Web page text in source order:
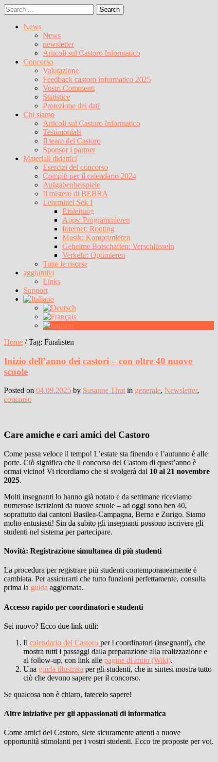
Search
for:
News
News
newsletter
Articoli sul Castoro Informatico
Concorso
Valutazione
Feedback castoro informatico 2025
Vostri Commenti
Statistice
Protezione dei dati
Chi siamo
Articoli sul Castoro Informatico
Testimonials
Il team del Castoro
Sponsor i partner
Materiali didattici
Esercizi del concorso
Compiti per il calendario 2024
Aufgabenbeispiele
Il mistero di BEBRA
Lehrmittel Sek I
Einleitung
Apps: Programmieren
Internet: Routing
Musik: Komprimieren
Geheime Botschaften: Verschlüsseln
Verkehr: Optimieren
Tutte le risorse
aggiuntivi
Links
Support
Home /Tag: Finalisten
Inizio dell’anno dei castori – con oltre 40 nuove
scuole
Posted on 04.09.2025 by Susanne Thut in generale, Newsletter,
concorso
Care amiche e cari amici del Castoro
Come passa veloce il tempo! L’estate sta finendo e l’autunno è alle
porte. Ciò significa che il concorso del Castoro di quest’anno è
ormai vicino! Vi ricordiamo che si svolgerà dal 10 al 21 novembre
2025.
Molti insegnanti lo hanno già notato e da settimane riceviamo
numerose iscrizioni da nuove scuole – ad oggi sono ben 40,
soprattutto dai cantoni Basilea-Campagna, Berna e Zurigo. Siamo
molto entusiasti! Sin da subito gli insegnanti possono iscrivere gli
studenti nel sistema per partecipare.
Novità: Registrazione simultanea di più studenti
La procedura per registrare più studenti contemporaneamente è
cambiata. Per assicurarti che tutto funzioni perfettamente, consulta
prima la guida aggiornata.
Accesso rapido per coordinatori e studenti
Sei nuovo? Ecco due link utili:
Il calendario del Castoro per i coordinatori (insegnanti), che
mostra tutti i passaggi dalla preparazione alla realizzazione e
al follow-up, con link alle pagine di aiuto (Wiki).
Una guida illustrata per gli studenti, che in sintesi mostra tutto
ciò che devono sapere per il concorso.
Se qualcosa non è chiaro, fatecelo sapere!
Altre iniziative per gli appassionati di informatica
Come amici del Castoro, siete sicuramente attenti a nuove
opportunità stimolanti per i vostri studenti. Ecco tre proposte per voi.